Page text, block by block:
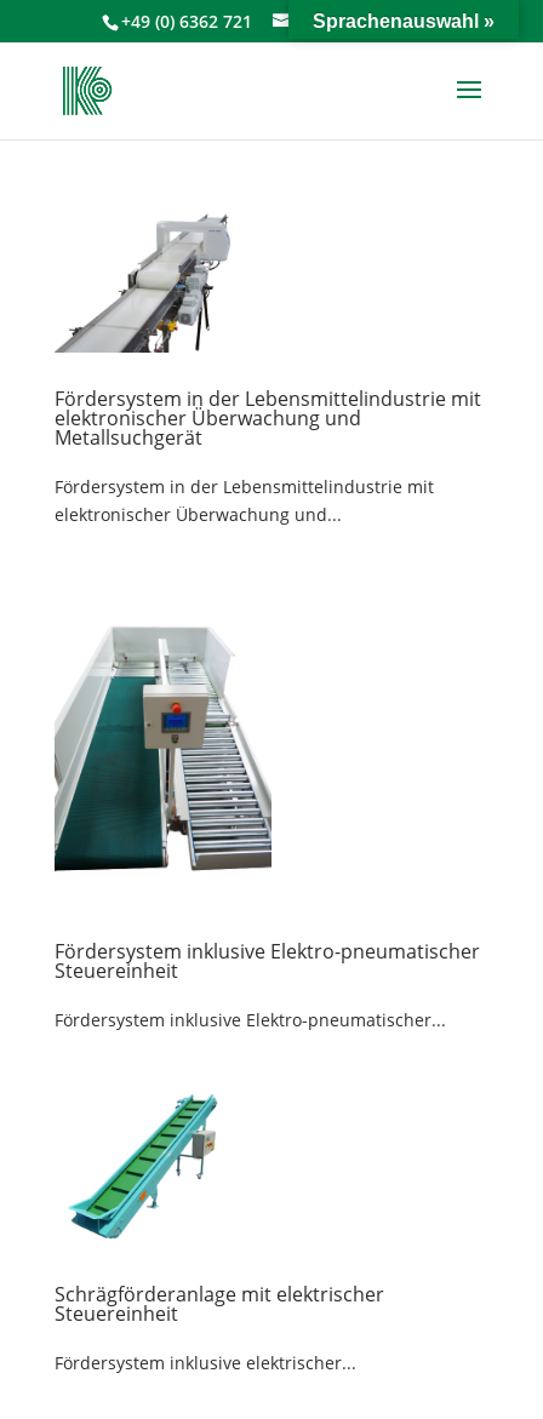
+49 (0) 6362 721 info@keiperkg.de
Fördersystem in der Lebensmittelindustrie mit
elektronischer Überwachung und
Metallsuchgerät
Fördersystem in der Lebensmittelindustrie mit
elektronischer Überwachung und...
Fördersystem inklusive Elektro-pneumatischer
Steuereinheit
Fördersystem inklusive Elektro-pneumatischer...
Schrägförderanlage mit elektrischer
Steuereinheit
Fördersystem inklusive elektrischer...
Sprachenauswahl »